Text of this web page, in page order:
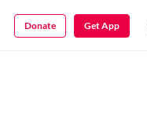
Get App
Donate